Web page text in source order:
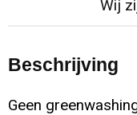
Wij
Beschrijving
Geen